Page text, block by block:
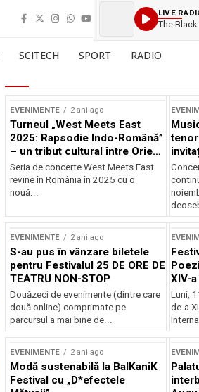
LIVE
The
SCITECH SPORT RADIO
EVENIMENTE 2 ani ago
Turneul „West Meets East
2025: Rapsodie Indo-Română”
– un tribut cultural între Orient
și Occident
Seria de concerte West Meets East
revine în România în 2025 cu o
nouă...
EVENIMENTE 2 ani ago
S-au pus în vânzare biletele
pentru Festivalul 25 DE ORE DE
TEATRU NON-STOP
Douăzeci de evenimente (dintre care
două online) comprimate pe
parcursul a mai bine de...
XIV-
Luni,
de-a
EVENIMENTE 2 ani ago
Modă sustenabilă la BalKaniK
Festival cu „D*efectele